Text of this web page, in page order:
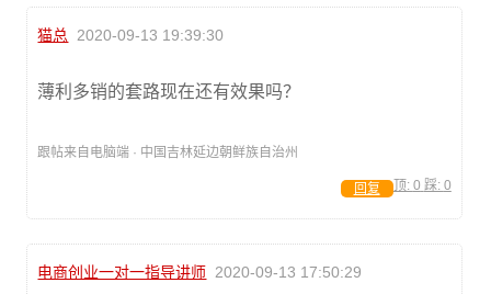
猫总 2020-09-13 19:39:30
薄利多销的套路现在还有效果吗？
跟帖来自电脑端 · 中国吉林延边朝鲜族自治州
顶: 0 踩: 0
回复
电商创业一对一指导讲师 2020-09-13 17:50:29